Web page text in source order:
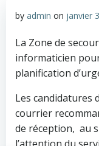
by admin on janvier
La Zone de
informaticien
planification
Les candidatures
courrier
de réception, au